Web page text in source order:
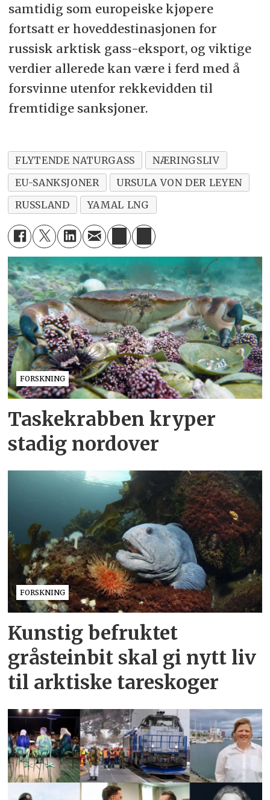
samtidig som europeiske kjøpere
fortsatt er hoveddestinasjonen for
russisk arktisk gass-eksport, og viktige
verdier allerede kan være i ferd med å
forsvinne utenfor rekkevidden til
fremtidige sanksjoner.
FLYTENDE NATURGASS
NÆRINGSLIV
EU-SANKSJONER
URSULA VON DER LEYEN
RUSSLAND
YAMAL LNG
FORSKNING
Taskekrabben kryper
stadig nordover
FORSKNING
Kunstig befruktet
gråsteinbit skal gi nytt liv
til arktiske tareskoger